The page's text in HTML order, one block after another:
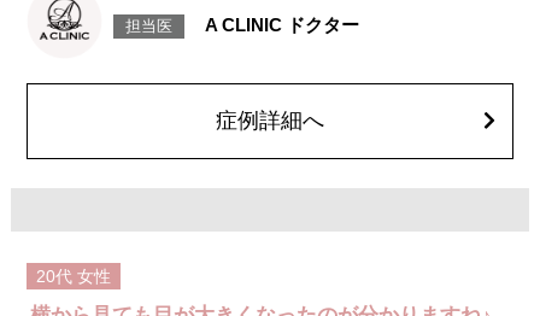
なり、目の横幅を大きく見せる施術です。
施術時間：約30分程
後一時的に生じることがございます。また、稀に細菌感染症、左右差、後
戻り、目尻のラインに段差が生じる、睫毛が切れたり抜ける、結膜腫脹な
どが生じることがございます。
担当医 A CLINIC ドクター
症例詳細へ
20代 女性